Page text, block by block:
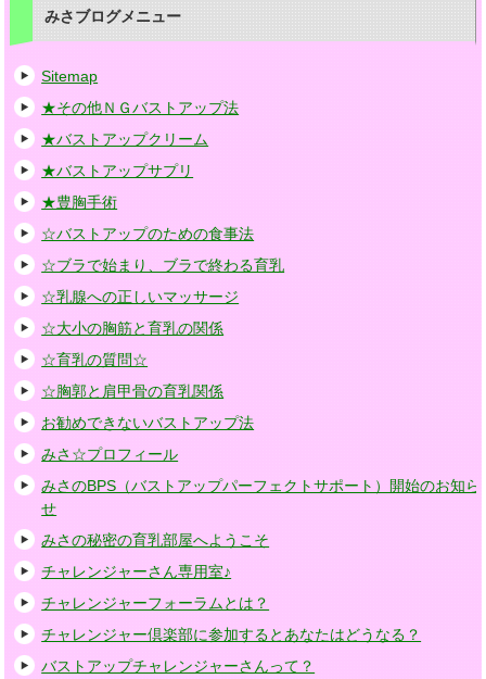
みさブログメニュー
Sitemap
★その他ＮＧバストアップ法
★バストアップクリーム
★バストアップサプリ
★豊胸手術
☆バストアップのための食事法
☆ブラで始まり、ブラで終わる育乳
☆乳腺への正しいマッサージ
☆大小の胸筋と育乳の関係
☆育乳の質問☆
☆胸郭と肩甲骨の育乳関係
お勧めできないバストアップ法
みさ☆プロフィール
みさのBPS（バストアップパーフェクトサポート）開始のお知ら
せ
みさの秘密の育乳部屋へようこそ
チャレンジャーさん専用室♪
チャレンジャーフォーラムとは？
チャレンジャー倶楽部に参加するとあなたはどうなる？
バストアップチャレンジャーさんって？